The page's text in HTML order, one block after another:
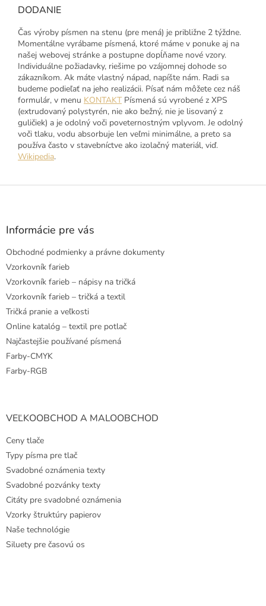
DODANIE
Čas výroby písmen na stenu (pre mená) je približne 2 týždne.
Momentálne vyrábame písmená, ktoré máme v ponuke aj na
našej webovej stránke a postupne dopĺňame nové vzory.
Individuálne požiadavky, riešime po vzájomnej dohode so
zákazníkom. Ak máte vlastný nápad, napíšte nám. Radi sa
budeme podieľať na jeho realizácii. Písať nám môžete cez náš
formulár, v menu KONTAKTPísmená sú vyrobené z XPS
(extrudovaný polystyrén, nie ako bežný, nie je lisovaný z
guličiek) a je odolný voči poveternostným vplyvom. Je odolný
voči tlaku, vodu absorbuje len veľmi minimálne, a preto sa
používa často v stavebníctve ako izolačný materiál, viď.
Wikipedia.
Z
Informácie pre vás
Obchodné podmienky a právne dokumenty
Vzorkovník farieb
Vzorkovník farieb – nápisy na tričká
Vzorkovník farieb – tričká a textil
Tričká pranie a veľkosti
Online katalóg – textil pre potlač
Najčastejšie používané písmená
Farby-CMYK
Farby-RGB
VEĽKOOBCHOD A MALOOBCHOD
Ceny tlače
Typy písma pre tlač
Svadobné oznámenia texty
Svadobné pozvánky texty
Citáty pre svadobné oznámenia
Vzorky štruktúry papierov
Naše technológie
Siluety pre časovú os